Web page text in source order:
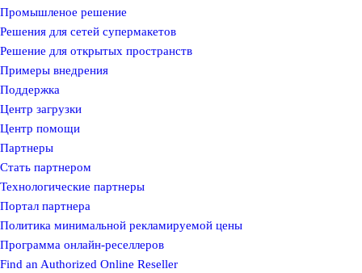
Промышленое решение
Решения для сетей супермакетов
Решение для открытых пространств
Примеры внедрения
Поддержка
Центр загрузки
Центр помощи
Партнеры
Стать партнером
Технологические партнеры
Портал партнера
Политика минимальной рекламируемой цены
Программа онлайн-реселлеров
Find an Authorized Online Reseller